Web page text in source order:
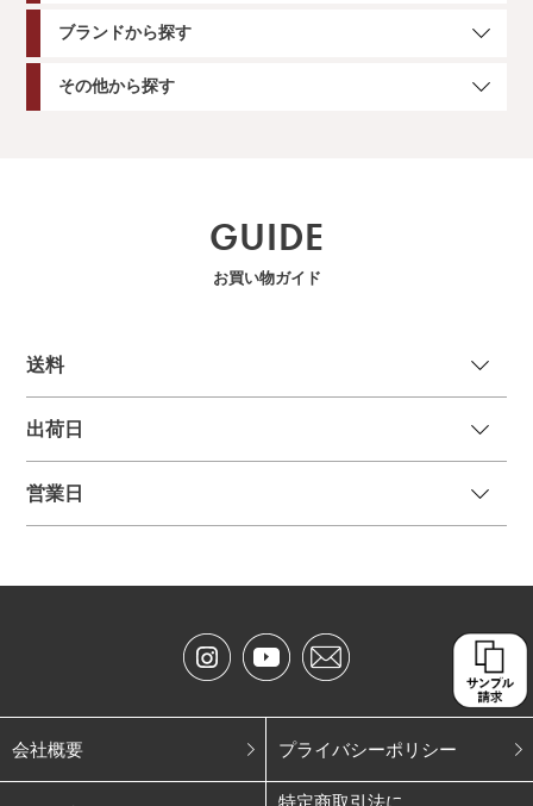
ブランドから探す
その他から探す
GUIDE
お買い物ガイド
送料
出荷日
営業日
会社概要 プライバシーポリシー